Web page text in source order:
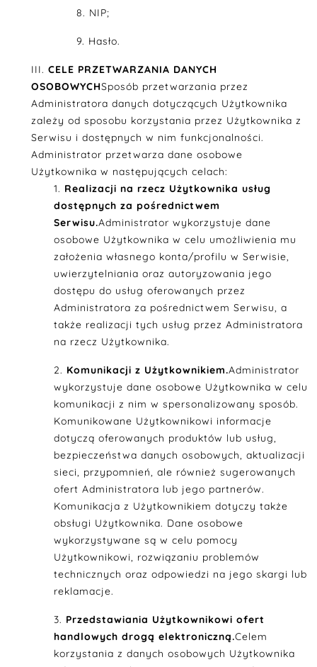
NIP;
Hasło.
CELE PRZETWARZANIA DANYCH
OSOBOWYCHSposób przetwarzania przez
Administratora danych dotyczących Użytkownika
zależy od sposobu korzystania przez Użytkownika z
Serwisu i dostępnych w nim funkcjonalności.
Administrator przetwarza dane osobowe
Użytkownika w następujących celach:
Realizacji na rzecz Użytkownika usług
dostępnych za pośrednictwem
Serwisu.Administrator wykorzystuje dane
osobowe Użytkownika w celu umożliwienia mu
założenia własnego konta/profilu w Serwisie,
uwierzytelniania oraz autoryzowania jego
dostępu do usług oferowanych przez
Administratora za pośrednictwem Serwisu, a
także realizacji tych usług przez Administratora
na rzecz Użytkownika.
Komunikacji z Użytkownikiem.Administrator
wykorzystuje dane osobowe Użytkownika w celu
komunikacji z nim w spersonalizowany sposób.
Komunikowane Użytkownikowi informacje
dotyczą oferowanych produktów lub usług,
bezpieczeństwa danych osobowych, aktualizacji
sieci, przypomnień, ale również sugerowanych
ofert Administratora lub jego partnerów.
Komunikacja z Użytkownikiem dotyczy także
obsługi Użytkownika. Dane osobowe
wykorzystywane są w celu pomocy
Użytkownikowi, rozwiązaniu problemów
technicznych oraz odpowiedzi na jego skargi lub
reklamacje.
Przedstawiania Użytkownikowi ofert
handlowych drogą elektroniczną.Celem
korzystania z danych osobowych Użytkownika